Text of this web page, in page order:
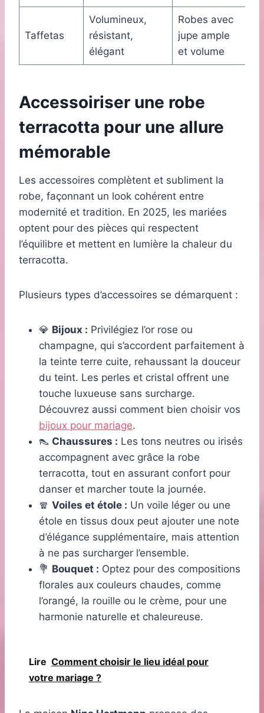
Taffetas
Volumineux,
résistant,
élégant
Robes avec
jupe ample
et volume
Accessoiriser une robe
terracotta pour une allure
mémorable
Les accessoires complètent et subliment la
robe, façonnant un look cohérent entre
modernité et tradition. En 2025, les mariées
optent pour des pièces qui respectent
l’équilibre et mettent en lumière la chaleur du
terracotta.
Plusieurs types d’accessoires se démarquent :
💎 Bijoux : Privilégiez l’or rose ou
champagne, qui s’accordent parfaitement à
la teinte terre cuite, rehaussant la douceur
du teint. Les perles et cristal offrent une
touche luxueuse sans surcharge.
Découvrez aussi comment bien choisir vos
bijoux pour mariage.
👠 Chaussures : Les tons neutres ou irisés
accompagnent avec grâce la robe
terracotta, tout en assurant confort pour
danser et marcher toute la journée.
🧣 Voiles et étole : Un voile léger ou une
étole en tissus doux peut ajouter une note
d’élégance supplémentaire, mais attention
à ne pas surcharger l’ensemble.
💐 Bouquet : Optez pour des compositions
florales aux couleurs chaudes, comme
l’orangé, la rouille ou le crème, pour une
harmonie naturelle et chaleureuse.
Lire Comment choisir le lieu idéal pour
votre mariage ?